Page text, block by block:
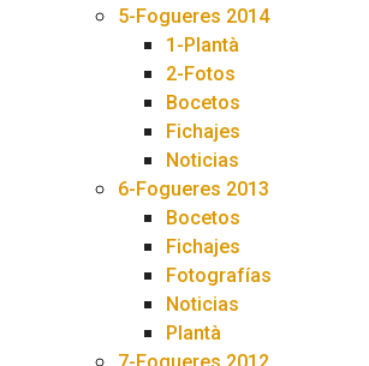
5-Fogueres 2014
1-Plantà
2-Fotos
Bocetos
Fichajes
Noticias
6-Fogueres 2013
Bocetos
Fichajes
Fotografías
Noticias
Plantà